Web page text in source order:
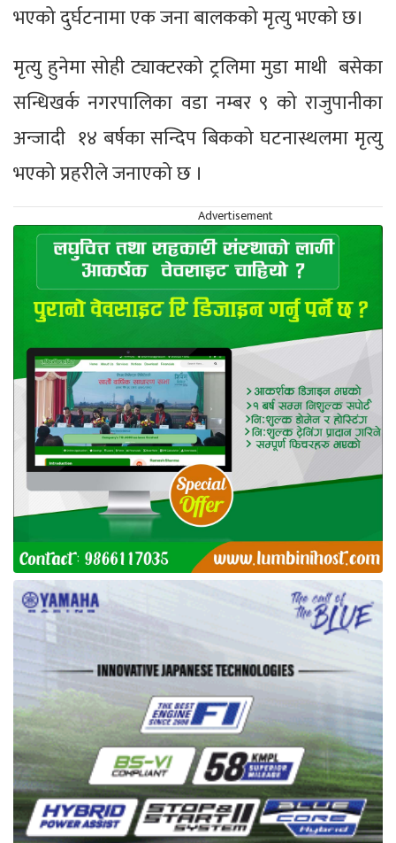
भएको दुर्घटनामा एक जना बालकको मृत्यु भएको छ।
मृत्यु हुनेमा सोही ट्याक्टरको ट्रलिमा मुडा माथी बसेका
सन्धिखर्क नगरपालिका वडा नम्बर ९ को राजुपानीका
अन्जादी १४ बर्षका सन्दिप बिकको घटनास्थलमा मृत्यु
भएको प्रहरीले जनाएको छ ।